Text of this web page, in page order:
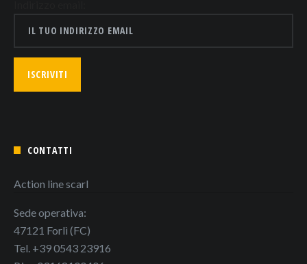
CONTATTI
Action line scarl
Sede operativa:
47121 Forlì (FC)
Tel. +39 0543 23916